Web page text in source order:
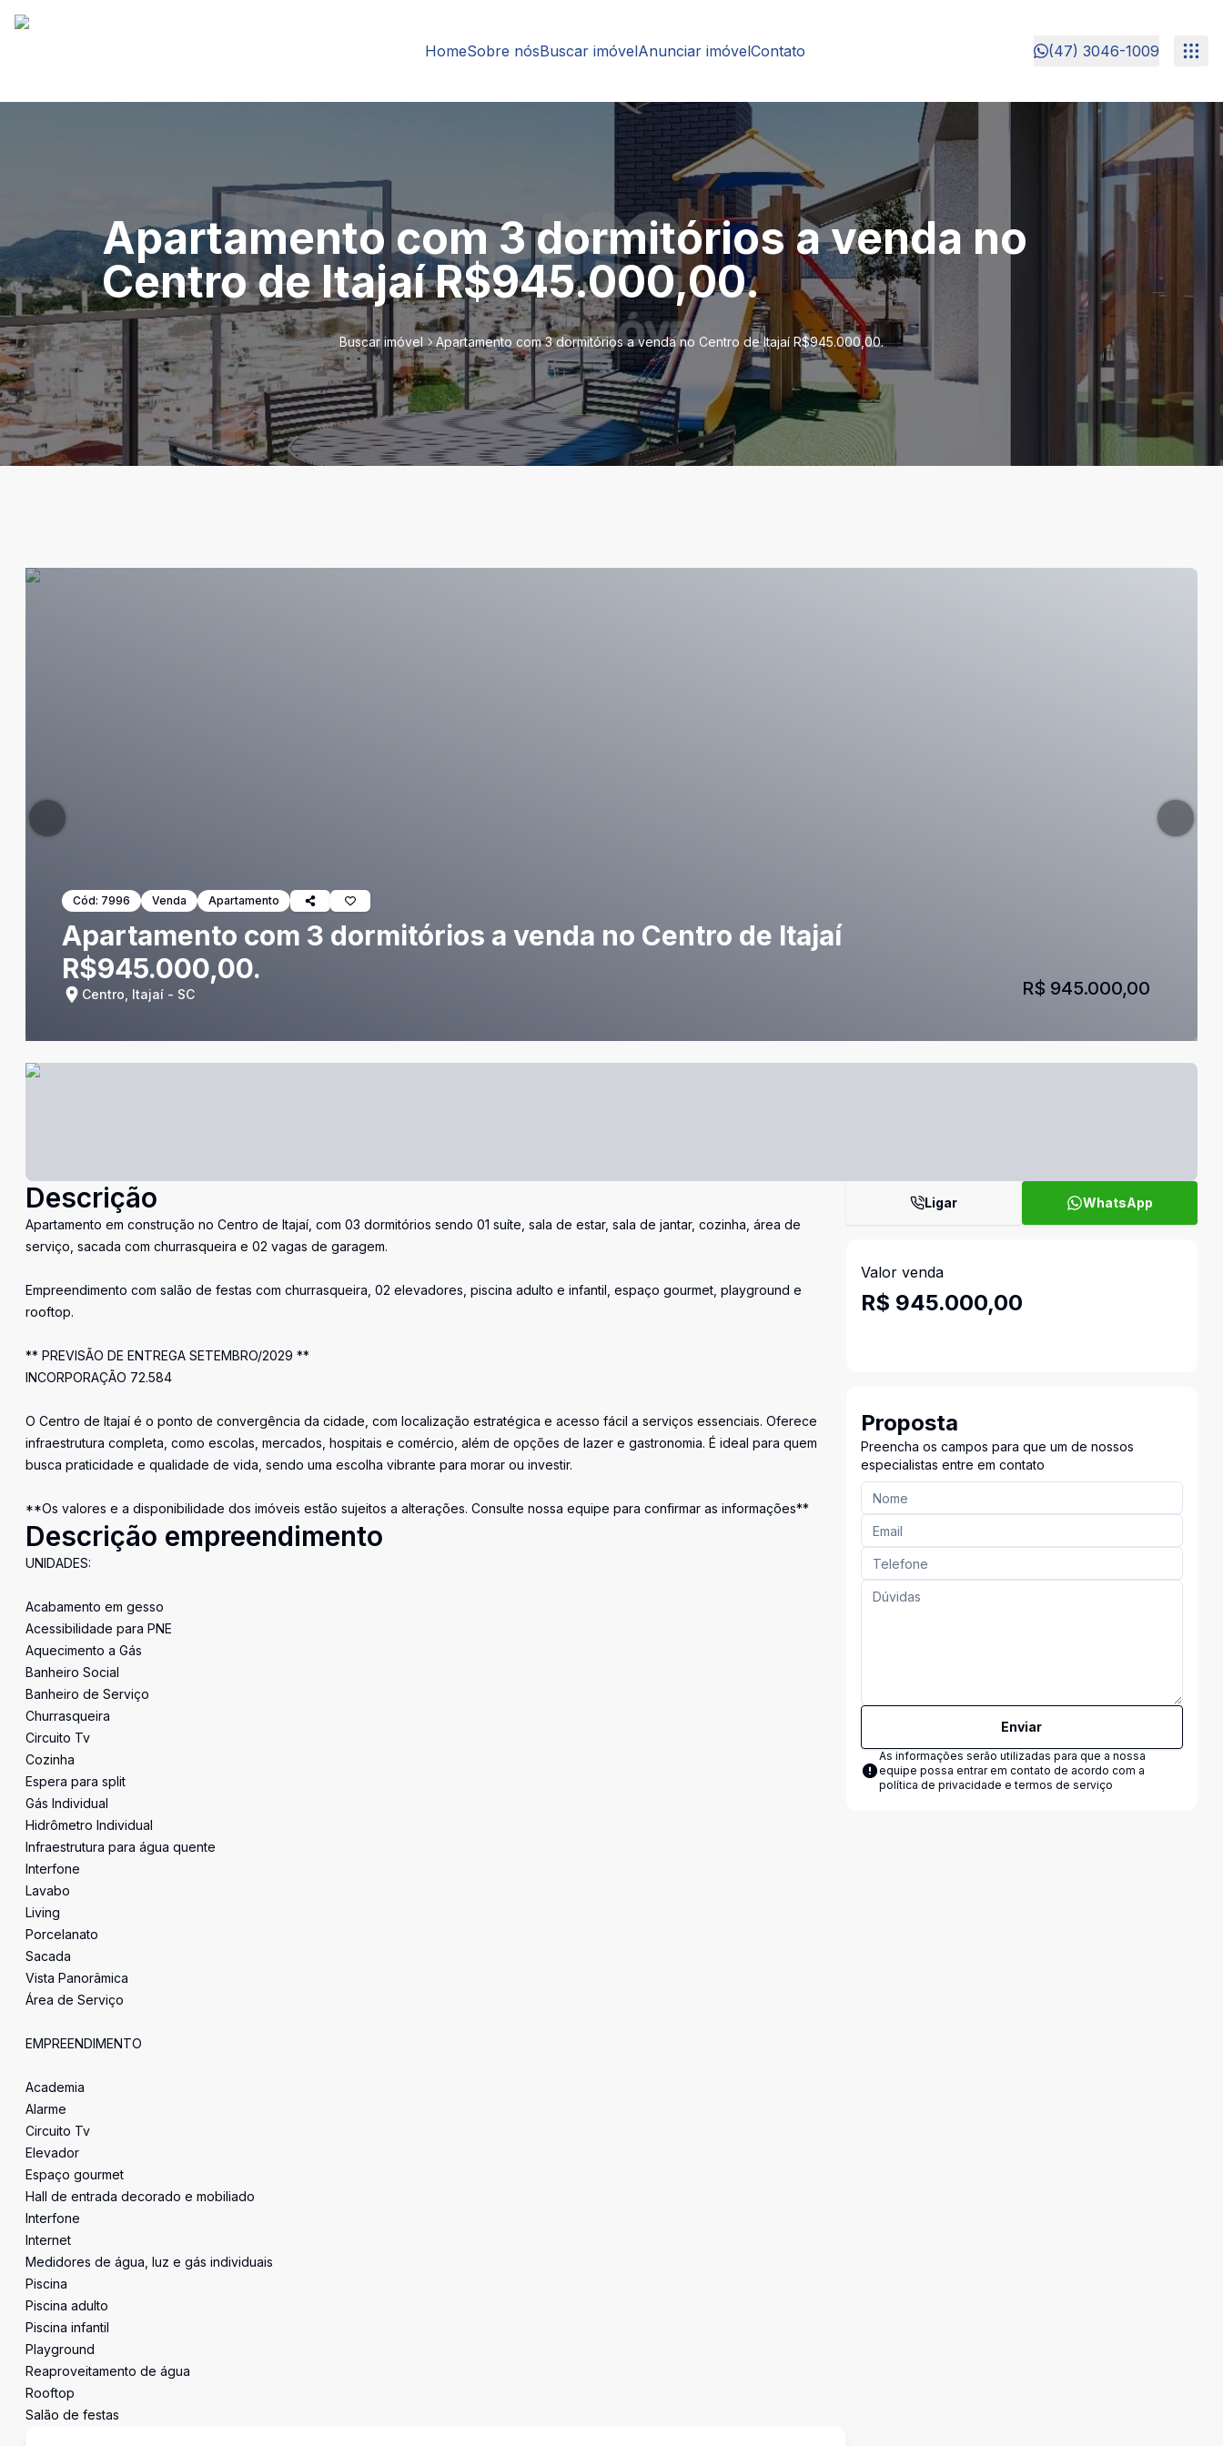
HomeSobre nósBuscar imóvelAnunciar imóvelContato (47) 3046-1009
Apartamento com 3 dormitórios a venda no
Centro de Itajaí R$945.000,00.
Buscar imóvel Apartamento com 3 dormitórios a venda no Centro de Itajaí R$945.000,00.
Cód: 7996 Venda Apartamento
Apartamento com 3 dormitórios a venda no Centro de Itajaí
R$945.000,00.
Centro, Itajaí - SC R$ 945.000,00
Descrição
Apartamento em construção no Centro de Itajaí, com 03 dormitórios sendo 01 suíte, sala de estar, sala de jantar, cozinha, área de
serviço, sacada com churrasqueira e 02 vagas de garagem.
Empreendimento com salão de festas com churrasqueira, 02 elevadores, piscina adulto e infantil, espaço gourmet, playground e
rooftop.
** PREVISÃO DE ENTREGA SETEMBRO/2029 **
INCORPORAÇÃO 72.584
O Centro de Itajaí é o ponto de convergência da cidade, com localização estratégica e acesso fácil a serviços essenciais. Oferece
infraestrutura completa, como escolas, mercados, hospitais e comércio, além de opções de lazer e gastronomia. É ideal para quem
busca praticidade e qualidade de vida, sendo uma escolha vibrante para morar ou investir.
**Os valores e a disponibilidade dos imóveis estão sujeitos a alterações. Consulte nossa equipe para confirmar as informações**
Descrição empreendimento
UNIDADES:
Acabamento em gesso
Acessibilidade para PNE
Aquecimento a Gás
Banheiro Social
Banheiro de Serviço
Churrasqueira
Circuito Tv
Cozinha
Espera para split
Gás Individual
Hidrômetro Individual
Infraestrutura para água quente
Interfone
Lavabo
Living
Porcelanato
Sacada
Vista Panorâmica
Área de Serviço
EMPREENDIMENTO
Academia
Alarme
Circuito Tv
Elevador
Espaço gourmet
Hall de entrada decorado e mobiliado
Interfone
Internet
Medidores de água, luz e gás individuais
Piscina
Piscina adulto
Piscina infantil
Playground
Reaproveitamento de água
Rooftop
Salão de festas
Ligar WhatsApp
Valor venda
R$ 945.000,00
Proposta
Preencha os campos para que um de nossos
especialistas entre em contato
Enviar
As informações serão utilizadas para que a nossa
equipe possa entrar em contato de acordo com a
política de privacidade e termos de serviço